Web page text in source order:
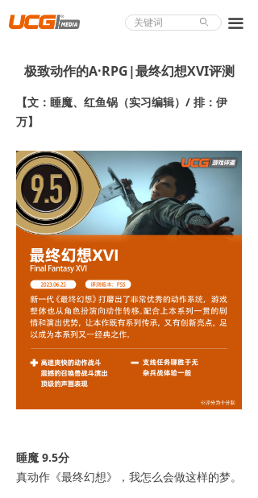
끀
About UCG
业界论道
天下聚会
游戏视频
商城精品
游戏大赏
小程序
个人中心
ꄙ
【文：睡魔、红鱼锅（实习编辑）/ 排：伊
万】
睡魔 9.5分
真动作《最终幻想》，我怎么会做这样的梦。
极致动作的A·RPG|最终幻想XVI评测